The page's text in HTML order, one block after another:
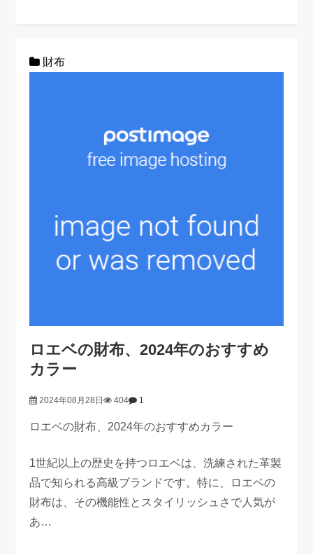
財布
ロエベの財布、2024年のおすすめ
カラー
2024年08月28日 404 1
ロエベの財布、2024年のおすすめカラー
1世紀以上の歴史を持つロエベは、洗練された革製
品で知られる高級ブランドです。特に、ロエベの
財布は、その機能性とスタイリッシュさで人気が
あ…